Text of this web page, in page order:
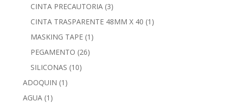
CINTA PRECAUTORIA (3)
CINTA TRASPARENTE 48MM X 40 (1)
MASKING TAPE (1)
PEGAMENTO (26)
SILICONAS (10)
ADOQUIN (1)
AGUA (1)